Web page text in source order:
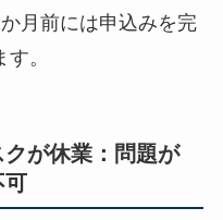
月前には申込みを完
。
が休業：問題が
可